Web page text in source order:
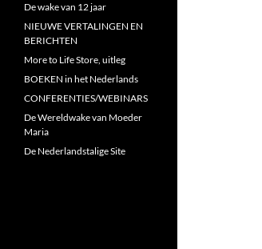
De wake van 12 jaar
NIEUWE VERTALINGEN EN
BERICHTEN
More to Life Store, uitleg
BOEKEN in het Nederlands
CONFERENTIES/WEBINARS
De Wereldwake van Moeder
Maria
De Nederlandstalige Site